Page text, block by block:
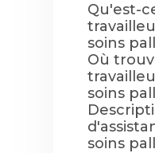
Qu'est-
soins
Où
soins
soins